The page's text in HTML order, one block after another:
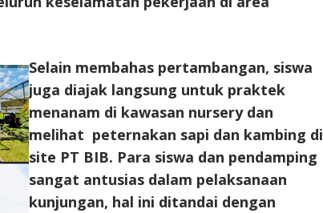
Selain membahas pertambangan, siswa
juga diajak langsung untuk praktek
menanam di kawasan nursery dan
melihat peternakan sapi dan kambing di
site PT BIB. Para siswa dan pendamping
sangat antusias dalam pelaksanaan
kunjungan, hal ini ditandai dengan